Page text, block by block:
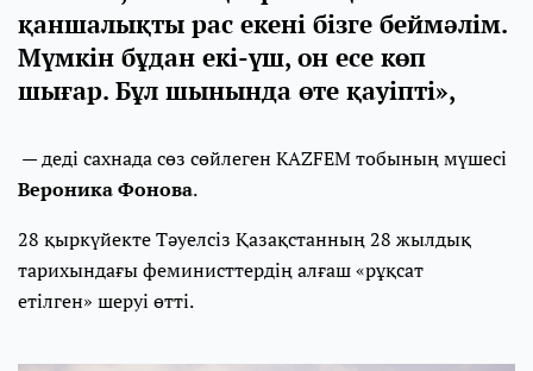
қаншалықты рас екені бізге беймәлім.
Мүмкін бұдан екі-үш, он есе көп
шығар. Бұл шынында өте қауіпті»,
— деді сахнада сөз сөйлеген KAZFEM тобының мүшесі
Вероника Фонова.
28 қыркүйекте Тәуелсіз Қазақстанның 28 жылдық
тарихындағы феминисттердің алғаш «рұқсат
етілген» шеруі өтті.